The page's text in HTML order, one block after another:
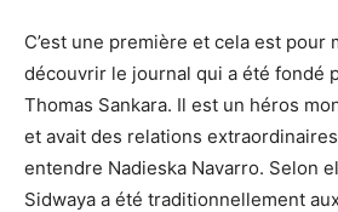
C’est une première et cela est pour
découvrir le journal qui a été fondé
Thomas Sankara. Il est un héros
et avait des relations
entendre Nadieska Navarro. Selon
Sidwaya a été traditionnellement